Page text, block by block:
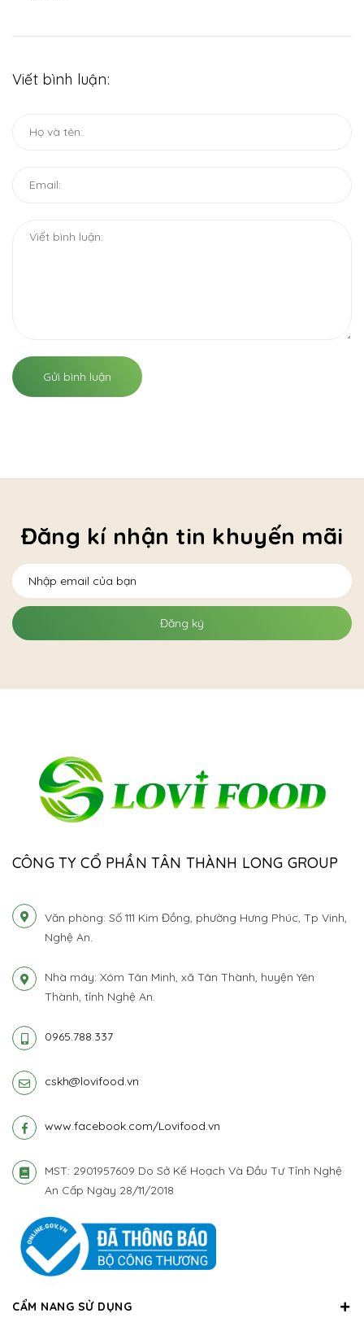
Viết bình luận:
Gửi bình luận
Đăng kí nhận tin khuyến mãi
Đăng ký
CÔNG TY CỔ PHẦN TÂN THÀNH LONG GROUP
Văn phòng: Số 111 Kim Đồng, phường Hưng Phúc, Tp Vinh,
Nghệ An.
Nhà máy: Xóm Tân Minh, xã Tân Thành, huyện Yên
Thành, tỉnh Nghệ An.
0965.788.337
cskh@lovifood.vn
www.facebook.com/Lovifood.vn
MST: 2901957609 Do Sở Kế Hoạch Và Đầu Tư Tỉnh Nghệ
An Cấp Ngày 28/11/2018
CẨM NANG SỬ DỤNG